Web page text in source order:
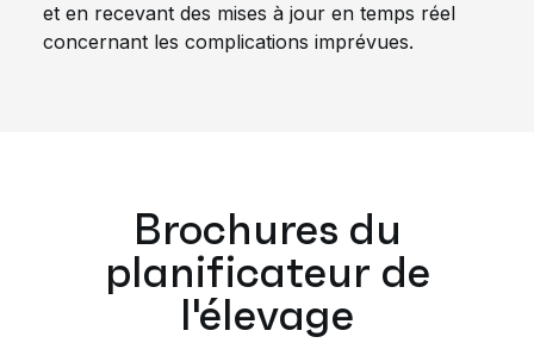
et en recevant des mises à jour en temps réel
concernant les complications imprévues.
Brochures du
planificateur de
l'élevage